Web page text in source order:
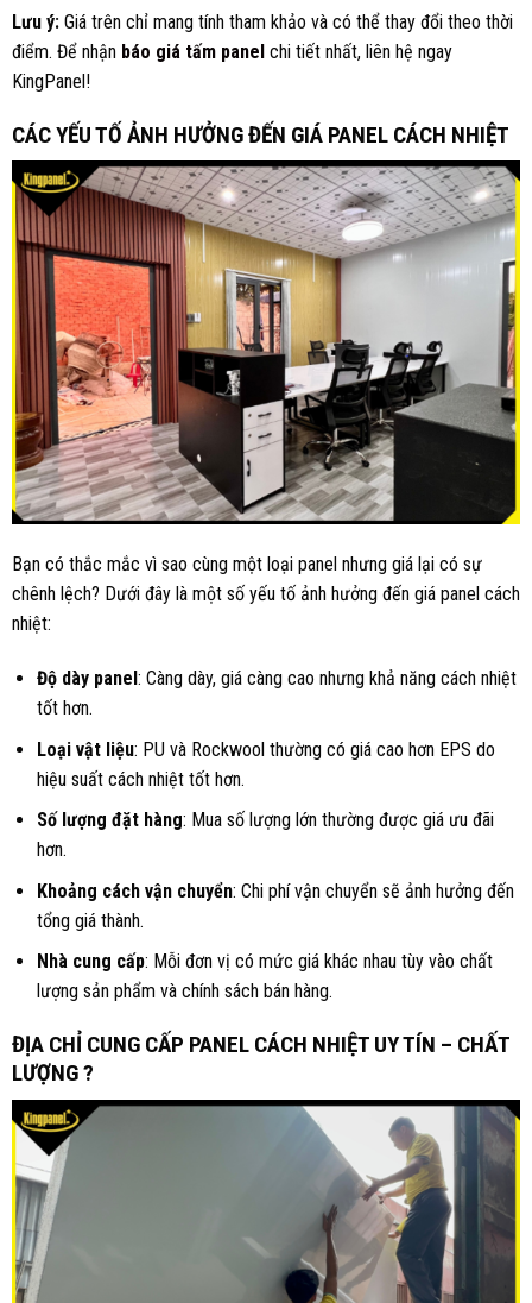
Lưu ý: Giá trên chỉ mang tính tham khảo và có thể thay đổi theo thời
điểm. Để nhận báo giá tấm panel chi tiết nhất, liên hệ ngay
KingPanel!
CÁC YẾU TỐ ẢNH HƯỞNG ĐẾN GIÁ PANEL CÁCH NHIỆT
Bạn có thắc mắc vì sao cùng một loại panel nhưng giá lại có sự
chênh lệch? Dưới đây là một số yếu tố ảnh hưởng đến giá panel cách
nhiệt:
Độ dày panel: Càng dày, giá càng cao nhưng khả năng cách nhiệt
tốt hơn.
Loại vật liệu: PU và Rockwool thường có giá cao hơn EPS do
hiệu suất cách nhiệt tốt hơn.
Số lượng đặt hàng: Mua số lượng lớn thường được giá ưu đãi
hơn.
Khoảng cách vận chuyển: Chi phí vận chuyển sẽ ảnh hưởng đến
tổng giá thành.
Nhà cung cấp: Mỗi đơn vị có mức giá khác nhau tùy vào chất
lượng sản phẩm và chính sách bán hàng.
ĐỊA CHỈ CUNG CẤP PANEL CÁCH NHIỆT UY TÍN – CHẤT
LƯỢNG ?